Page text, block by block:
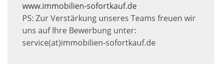
www.immobilien-sofortkauf.de
PS: Zur Verstärkung unseres Teams freuen wir
uns auf Ihre Bewerbung unter:
service(at)immobilien-sofortkauf.de